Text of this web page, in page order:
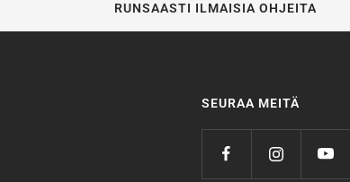
RUNSAASTI ILMAISIA OHJEITA
SEURAA MEITÄ